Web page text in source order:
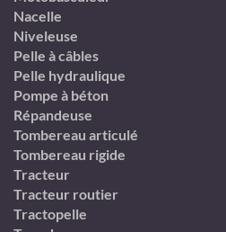
Nacelle
Niveleuse
Pelle à câbles
Pelle hydraulique
Pompe à béton
Répandeuse
Tombereau articulé
Tombereau rigide
Tracteur
Tracteur routier
Tractopelle